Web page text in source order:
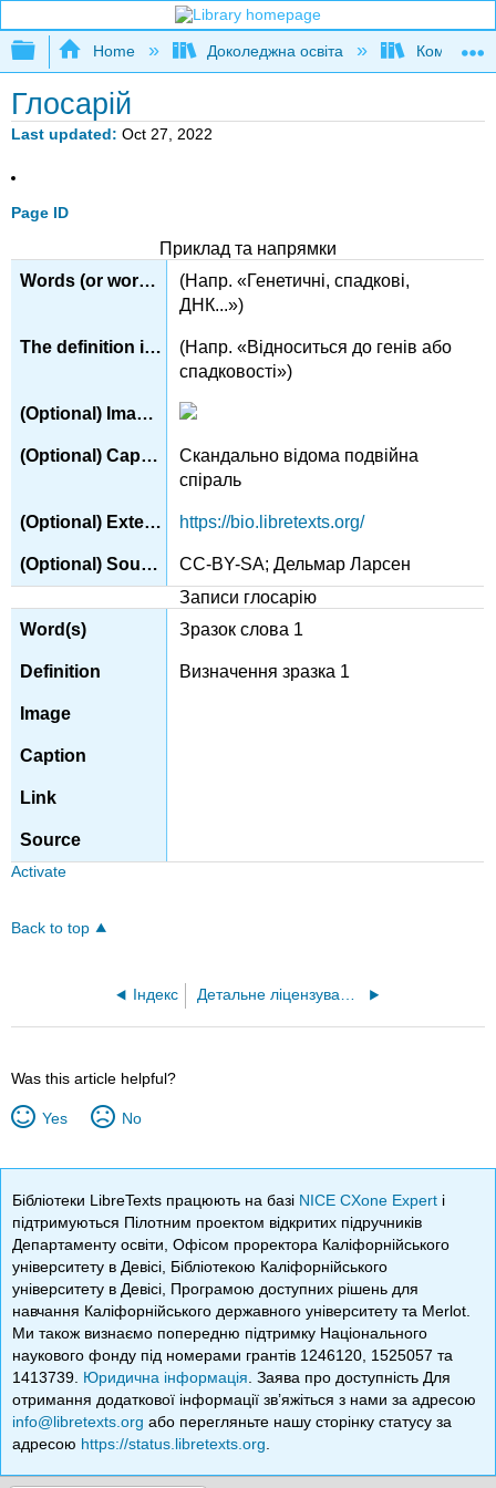
Expand/collapse global hierarchy
Home Доколеджна освіта
Глосарій
Last updated Oct 27, 2022
Page ID
Приклад та напрямки
(Напр. «Генетичні, спадкові,
ДНК...»)
(Напр. «Відноситься до генів або
спадковості»)
Скандально відома подвійна
спіраль
https://bio.libretexts.org/
CC-BY-SA; Дельмар Ларсен
Записи глосарію
Зразок слова 1
Визначення зразка 1
Activate
Back to top
Індекс Детальне ліцензування
Was this article helpful?
Yes No
Бібліотеки LibreTexts працюють на базі NICE CXone Expert і
підтримуються Пілотним проектом відкритих підручників
Департаменту освіти, Офісом проректора Каліфорнійського
університету в Девісі, Бібліотекою Каліфорнійського
університету в Девісі, Програмою доступних рішень для
навчання Каліфорнійського державного університету та Merlot.
Ми також визнаємо попередню підтримку Національного
наукового фонду під номерами грантів 1246120, 1525057 та
1413739. Юридична інформація . Заява про доступність Для
отримання додаткової інформації зв’яжіться з нами за адресою
info@libretexts.org або перегляньте нашу сторінку статусу за
адресою https://status.libretexts.org